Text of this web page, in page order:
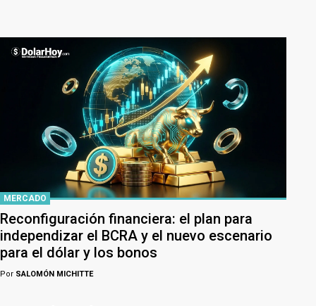
MERCADO
Reconfiguración financiera: el plan para
independizar el BCRA y el nuevo escenario
para el dólar y los bonos
Por SALOMÓN MICHITTE